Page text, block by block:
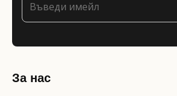
За нас